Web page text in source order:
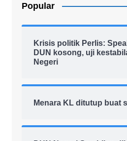
Popular
Krisis politik Perlis:
DUN kosong, uji
Negeri
Menara KL ditutup buat